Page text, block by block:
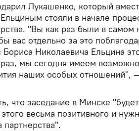
Лукашенко, который
стояли в начале
"Вы как раз были в самом
вас отдельно за это
Николаевича Ельцина
мы сегодня имеем
наших особых отношений",
что заседание в Минске
весьма позитивного и